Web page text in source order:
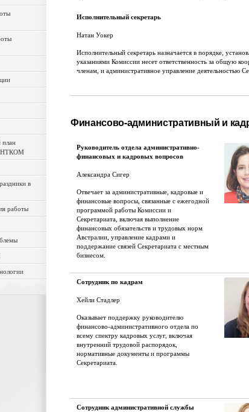
план
АНТКОМ
в
работы
Исполнительный секретарь
Натан Уокер
Исполнительный секретарь назначается в порядке,
указаниями Комиссии несет ответственность за общую
членам, и административное управление деятельностью
Финансово-административный и
Руководитель отдела административно-
финансовых и кадровых вопросов
Александра Сигер
Отвечает за административные, кадровые и
финансовые вопросы, связанные с ежегодной
программой работы Комиссии и
Секретариата, включая выполнение
финансовых обязательств и трудовых норм
Австралии, управление кадрами и
поддержание связей Секретариата с местным
бизнесом.
Сотрудник по кадрам
Хейли Стадлер
Оказывает поддержку руководителю
финансово-административного отдела по
всему спектру кадровых услуг, включая
внутренний трудовой распорядок,
нормативные документы и программы
Секретариата.
Сотрудник административной службы